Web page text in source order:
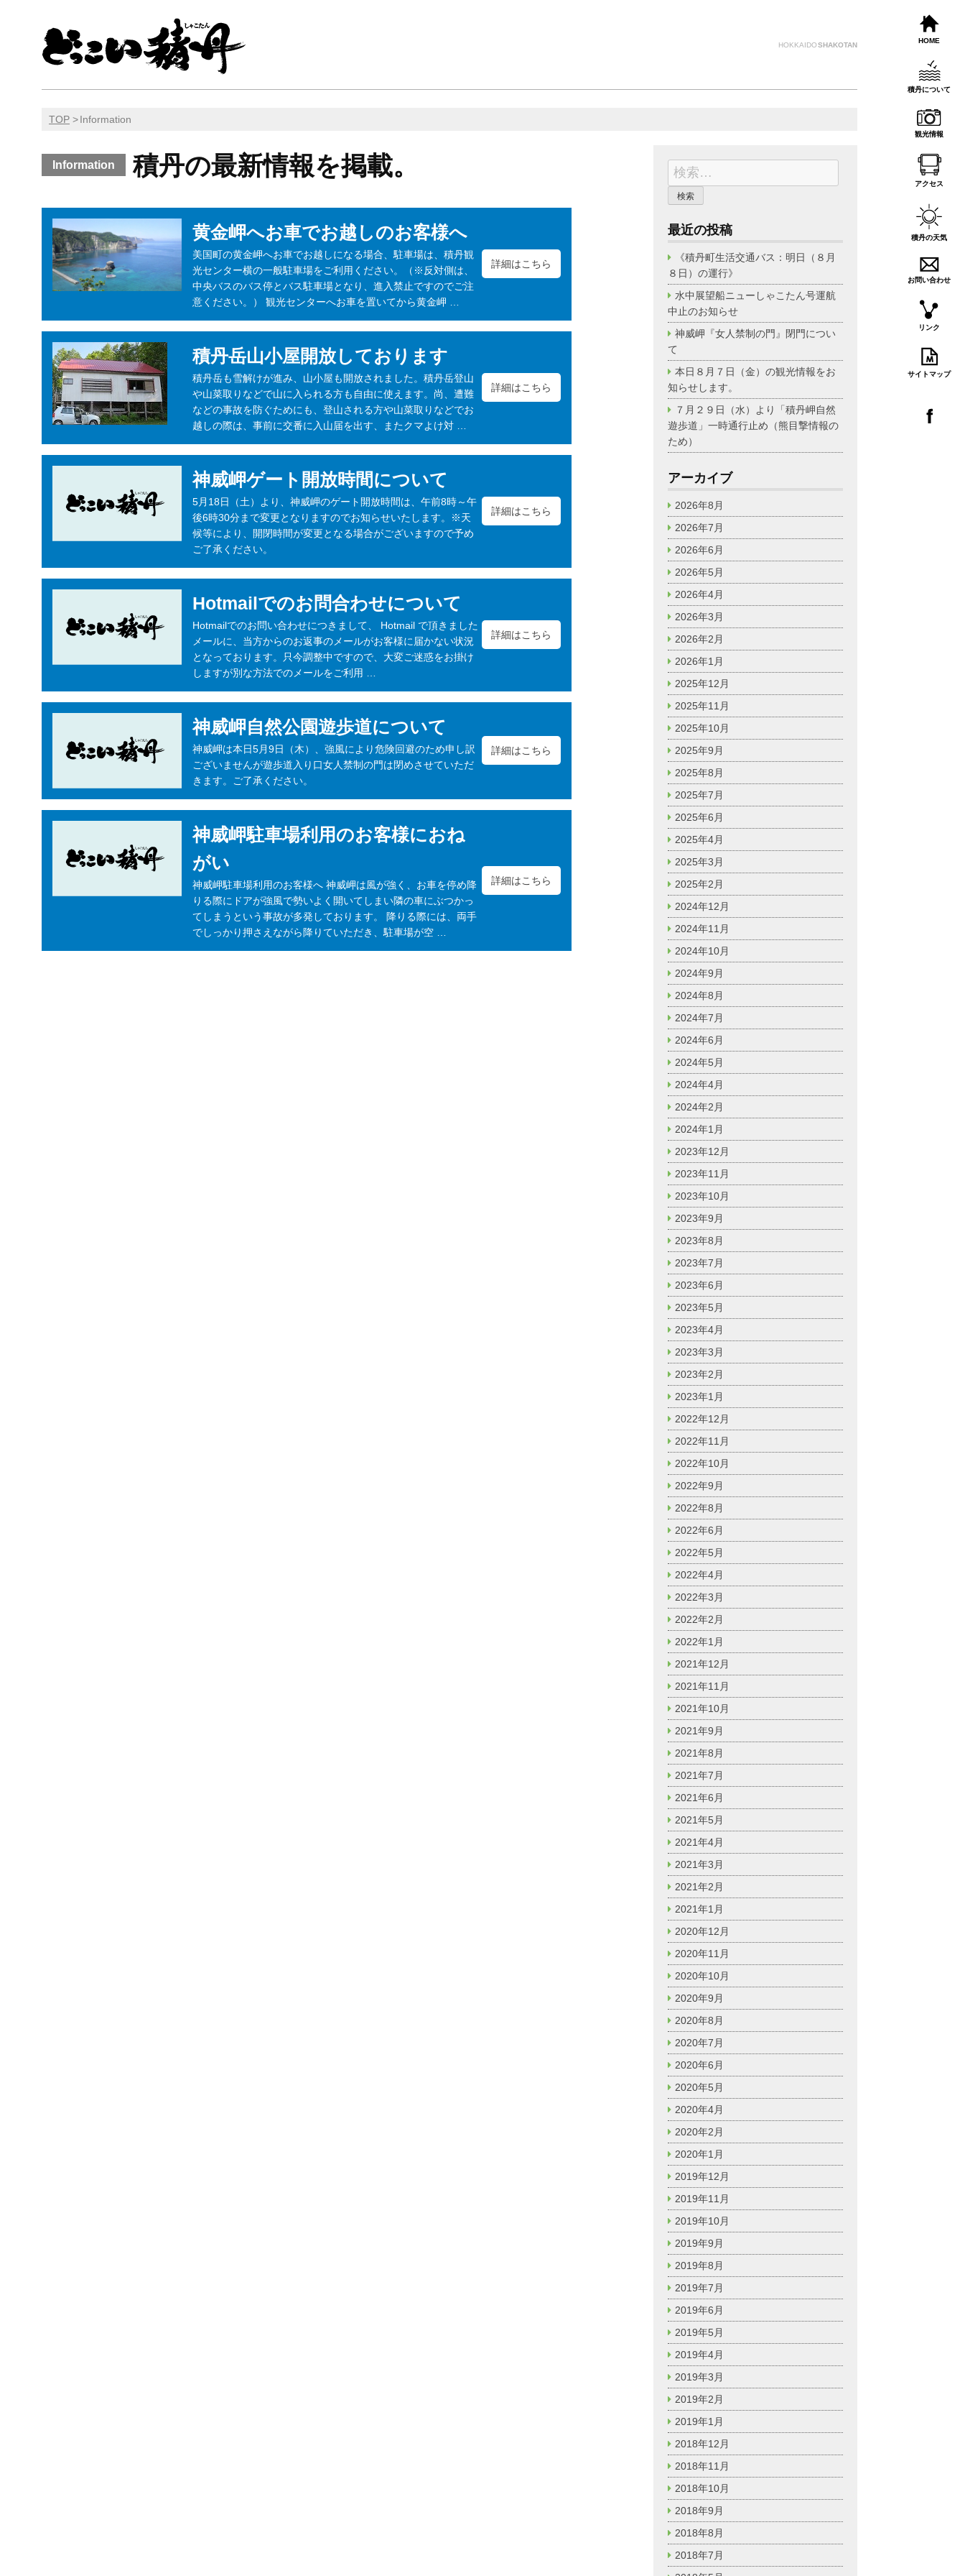
HOKKAIDOSHAKOTAN
HOME
積丹について
観光情報
アクセス
積丹の天気
お問い合わせ
リンク
サイトマップ
TOP Information
Information 積丹の最新情報を掲載。
黄金岬へお車でお越しのお客様へ
美国町の黄金岬へお車でお越しになる場合、駐車場は、積丹観
光センター横の一般駐車場をご利用ください。（※反対側は、
中央バスのバス停とバス駐車場となり、進入禁止ですのでご注
意ください。） 観光センターへお車を置いてから黄金岬 …
詳細はこちら
積丹岳山小屋開放しております
積丹岳も雪解けが進み、山小屋も開放されました。積丹岳登山
や山菜取りなどで山に入られる方も自由に使えます。尚、遭難
などの事故を防ぐためにも、登山される方や山菜取りなどでお
越しの際は、事前に交番に入山届を出す、またクマよけ対 …
詳細はこちら
神威岬ゲート開放時間について
5月18日（土）より、神威岬のゲート開放時間は、午前8時～午
後6時30分まで変更となりますのでお知らせいたします。※天
候等により、開閉時間が変更となる場合がございますので予め
ご了承ください。
詳細はこちら
Hotmailでのお問合わせについて
Hotmailでのお問い合わせにつきまして、 Hotmail で頂きました
メールに、当方からのお返事のメールがお客様に届かない状況
となっております。只今調整中ですので、大変ご迷惑をお掛け
しますが別な方法でのメールをご利用 …
詳細はこちら
神威岬自然公園遊歩道について
神威岬は本日5月9日（木）、強風により危険回避のため申し訳
ございませんが遊歩道入り口女人禁制の門は閉めさせていただ
きます。ご了承ください。
詳細はこちら
神威岬駐車場利用のお客様におね
がい
神威岬駐車場利用のお客様へ 神威岬は風が強く、お車を停め降
りる際にドアが強風で勢いよく開いてしまい隣の車にぶつかっ
てしまうという事故が多発しております。 降りる際には、両手
でしっかり押さえながら降りていただき、駐車場が空 …
詳細はこちら
検
索:
最近の投稿
《積丹町生活交通バス：明日（８月
８日）の運行》
水中展望船ニューしゃこたん号運航
中止のお知らせ
神威岬『女人禁制の門』閉門につい
て
本日８月７日（金）の観光情報をお
知らせします。
７月２９日（水）より「積丹岬自然
遊歩道」一時通行止め（熊目撃情報の
ため）
アーカイブ
2026年8月
2026年7月
2026年6月
2026年5月
2026年4月
2026年3月
2026年2月
2026年1月
2025年12月
2025年11月
2025年10月
2025年9月
2025年8月
2025年7月
2025年6月
2025年4月
2025年3月
2025年2月
2024年12月
2024年11月
2024年10月
2024年9月
2024年8月
2024年7月
2024年6月
2024年5月
2024年4月
2024年2月
2024年1月
2023年12月
2023年11月
2023年10月
2023年9月
2023年8月
2023年7月
2023年6月
2023年5月
2023年4月
2023年3月
2023年2月
2023年1月
2022年12月
2022年11月
2022年10月
2022年9月
2022年8月
2022年6月
2022年5月
2022年4月
2022年3月
2022年2月
2022年1月
2021年12月
2021年11月
2021年10月
2021年9月
2021年8月
2021年7月
2021年6月
2021年5月
2021年4月
2021年3月
2021年2月
2021年1月
2020年12月
2020年11月
2020年10月
2020年9月
2020年8月
2020年7月
2020年6月
2020年5月
2020年4月
2020年2月
2020年1月
2019年12月
2019年11月
2019年10月
2019年9月
2019年8月
2019年7月
2019年6月
2019年5月
2019年4月
2019年3月
2019年2月
2019年1月
2018年12月
2018年11月
2018年10月
2018年9月
2018年8月
2018年7月